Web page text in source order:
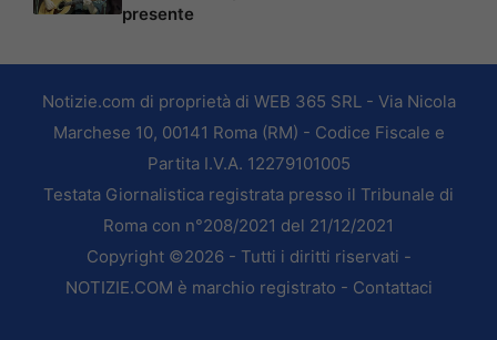
presente
Notizie.com di proprietà di WEB 365 SRL - Via Nicola
Marchese 10, 00141 Roma (RM) - Codice Fiscale e
Partita I.V.A. 12279101005
Testata Giornalistica registrata presso il Tribunale di
Roma con n°208/2021 del 21/12/2021
Copyright ©2026 - Tutti i diritti riservati -
NOTIZIE.COM è marchio registrato - Contattaci